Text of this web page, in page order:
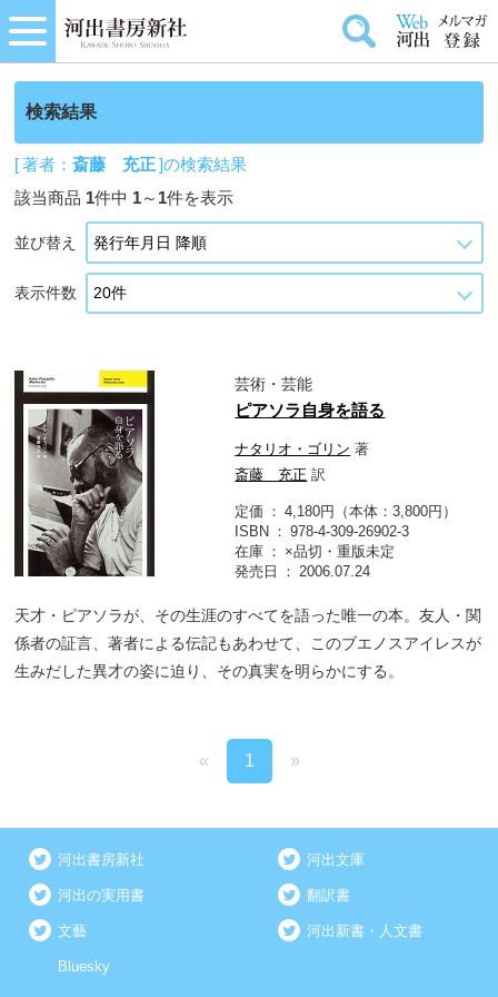
検索結果
[ 著者：斎藤 充正]の検索結果
該当商品 1件中 1～ 1件を表示
並び替え
表示件数
芸術・芸能
ピアソラ自身を語る
ナタリオ・ゴリン 著
斎藤 充正 訳
定価
4,180円（本体：3,800円）
ISBN
978-4-309-26902-3
在庫
×品切・重版未定
発売日
2006.07.24
天才・ピアソラが、その生涯のすべてを語った唯一の本。友人・関
係者の証言、著者による伝記もあわせて、このブエノスアイレスが
生みだした異才の姿に迫り、その真実を明らかにする。
« 1 »
河出書房新社 河出文庫
河出の実用書 翻訳書
文藝 河出新書・人文書
Bluesky